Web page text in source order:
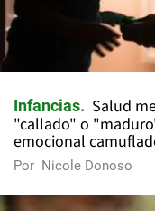
Infancias
Salud
"callado" o
emocional
Por Nicole Donoso